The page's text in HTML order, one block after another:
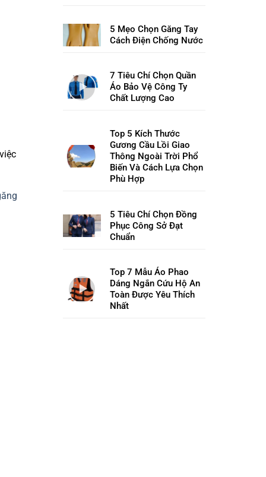
5 Mẹo Chọn Găng Tay
Cách Điện Chống Nước
7 Tiêu Chí Chọn Quần
Áo Bảo Vệ Công Ty
Chất Lượng Cao
Top 5 Kích Thước
Gương Cầu Lồi Giao
Thông Ngoài Trời Phổ
Biến Và Cách Lựa Chọn
Phù Hợp
5 Tiêu Chí Chọn Đồng
Phục Công Sở Đạt
Chuẩn
Top 7 Mẫu Áo Phao
Dáng Ngắn Cứu Hộ An
Toàn Được Yêu Thích
Nhất